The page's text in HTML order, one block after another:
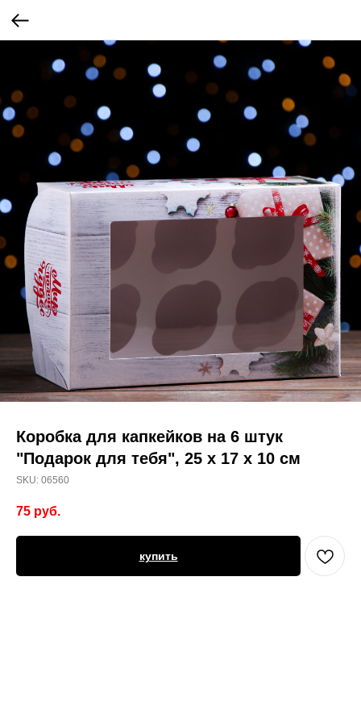
Коробка для капкейков на 6 штук
"Подарок для тебя", 25 х 17 х 10 см
SKU: 06560
75 руб.
купить